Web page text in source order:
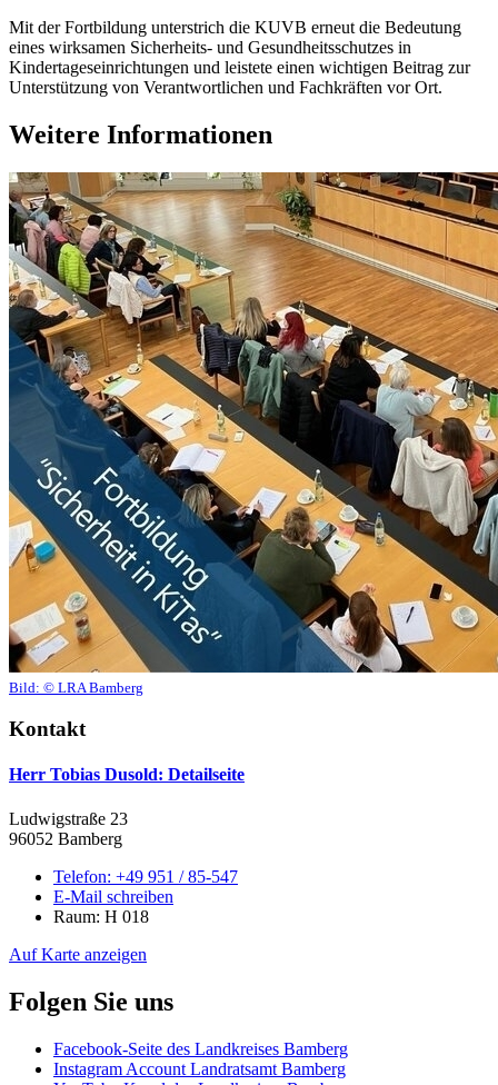
Mit der Fortbildung unterstrich die KUVB erneut die Bedeutung
eines wirksamen Sicherheits- und Gesundheitsschutzes in
Kindertageseinrichtungen und leistete einen wichtigen Beitrag zur
Unterstützung von Verantwortlichen und Fachkräften vor Ort.
Weitere Informationen
Bild: © LRA Bamberg
Kontakt
Herr Tobias Dusold: Detailseite
Ludwigstraße 23
96052 Bamberg
Telefon: +49 951 / 85-547
E-Mail schreiben
Raum: H 018
Auf Karte anzeigen
Folgen Sie uns
Facebook-Seite des Landkreises Bamberg
Instagram Account Landratsamt Bamberg